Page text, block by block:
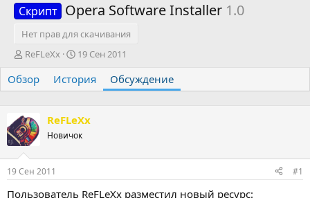
Скрипт Opera Software Installer 1.0
Нет прав для скачивания
А
т
о
т
е
м
ы
ReFLeXx
Д
т
а
а
а
19 Сен 2011
Обзор История Обсуждение
ReFLeXx
Новичок
19 Сен 2011 #1
Пользователь ReFLeXx разместил новый ресурс: